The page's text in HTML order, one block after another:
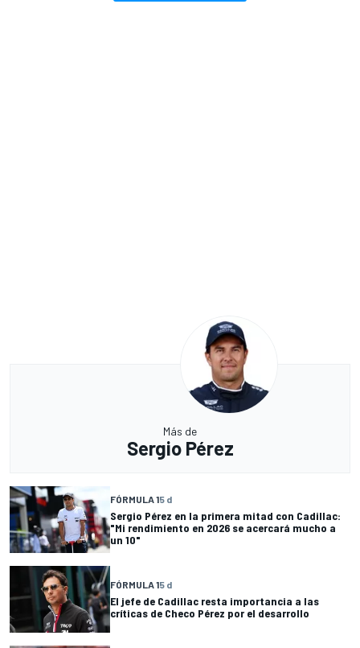
Más de
Sergio Pérez
FÓRMULA 15 d
Sergio Pérez en la primera mitad con Cadillac:
"Mi rendimiento en 2026 se acercará mucho a
un 10"
FÓRMULA 15 d
El jefe de Cadillac resta importancia a las
críticas de Checo Pérez por el desarrollo